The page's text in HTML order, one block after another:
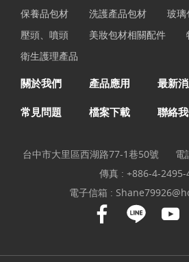
保養品包材 洗護產品包材
玻璃
壓頭、噴頭
美妝包材相關配件
衛生護理產品
關於我們 產品應用 最新
常見問題 檔案下載 聯絡
台中市大里區西湖路77-1巷50號 電
傳真 : +886-4-2495-
電子信箱 :